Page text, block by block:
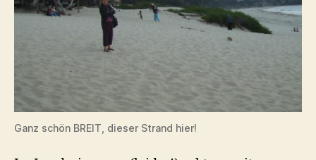
Ganz schön BREIT, dieser Strand hier!